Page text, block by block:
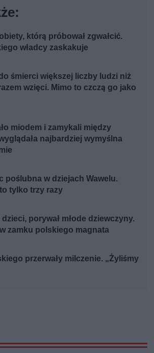
którą próbował zgwałcić.
władcy zaskakuje
śmierci większej liczby ludzi niż
wzięci. Mimo to czczą go jako
miodem i zamykali między
najbardziej wymyślna
poślubna w dziejach Wawelu.
tylko trzy razy
dzieci, porywał młode dziewczyny.
zamku polskiego magnata
przerwały milczenie. „Żyliśmy